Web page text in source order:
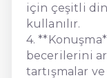
için çeşitli
kullanılır.
4.
becerilerini
tartışmalar